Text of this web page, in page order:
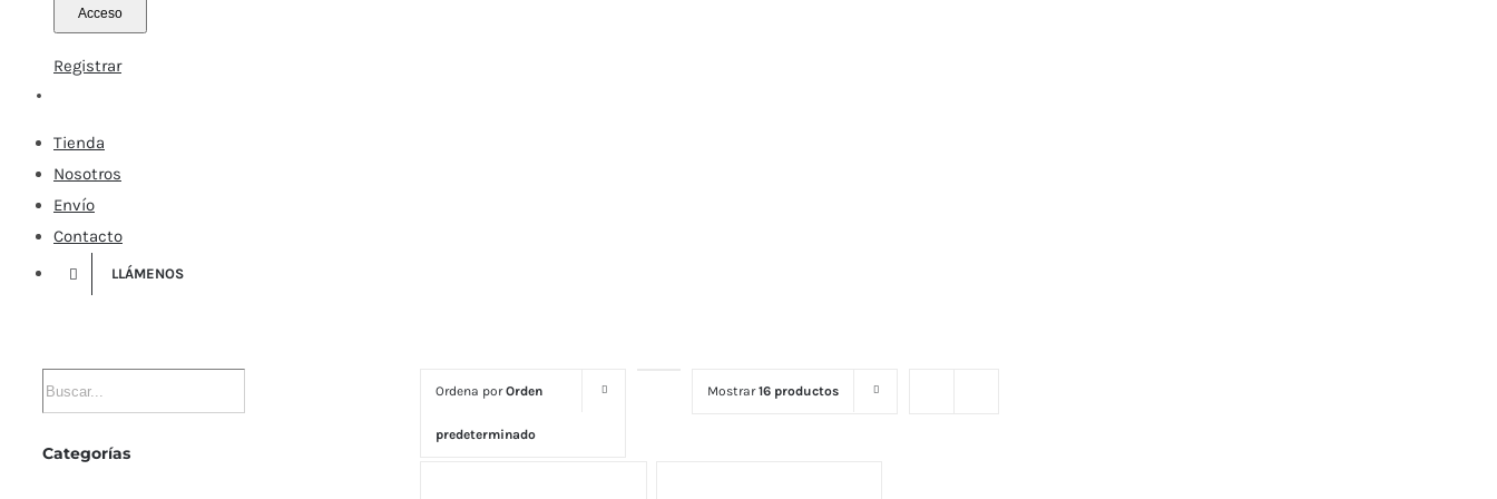
Registrar
Tienda
Nosotros
Envío
Contacto
LLÁMENOS
Ordena porOrden
predeterminado
Mostrar16 productos
Categorías